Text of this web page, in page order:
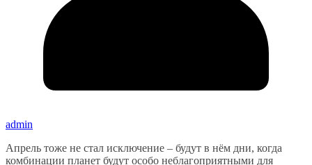
admin
Апрель тоже не стал исключение – будут в нём дни, когда
комбинации планет будут особо неблагоприятными для